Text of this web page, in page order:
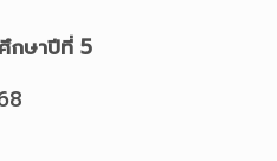
กษาปีที่ 5